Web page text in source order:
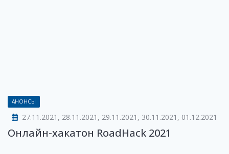
АНОНСЫ
27.11.2021, 28.11.2021, 29.11.2021, 30.11.2021, 01.12.2021
Онлайн-хакатон RoadHack 2021